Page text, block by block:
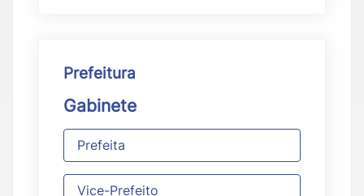
Prefeitura
Gabinete
Prefeita
Vice-Prefeito